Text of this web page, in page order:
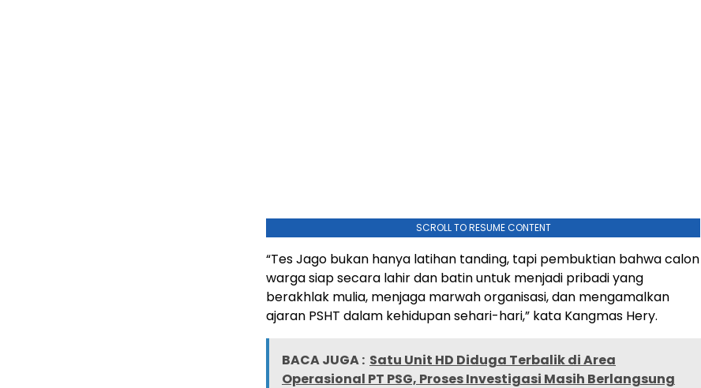
SCROLL TO RESUME CONTENT
“Tes Jago bukan hanya latihan tanding, tapi pembuktian bahwa calon
warga siap secara lahir dan batin untuk menjadi pribadi yang
berakhlak mulia, menjaga marwah organisasi, dan mengamalkan
ajaran PSHT dalam kehidupan sehari-hari,” kata Kangmas Hery.
BACA JUGA : Satu Unit HD Diduga Terbalik di Area
Operasional PT PSG, Proses Investigasi Masih Berlangsung